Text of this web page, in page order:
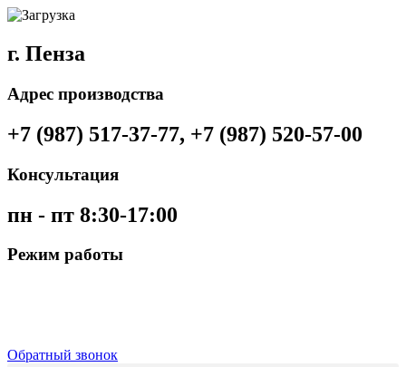
г. Пенза
Адрес производства
+7 (987) 517-37-77, +7 (987) 520-57-00
Консультация
пн - пт 8:30-17:00
Режим работы
Обратный звонок